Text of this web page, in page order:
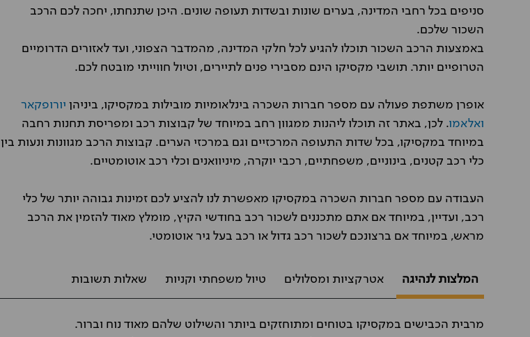
סניפים בכל רחבי המדינה, בערים שונות ובשדות תעופה שונים. היכן שתנחתו, יחכה לכם הרכב
השכור שלכם.
באמצעות הרכב השכור תוכלו להגיע לכל חלקי המדינה, מהמדבר הצפוני, ועד לאזורים הדרומיים
הטרופיים יותר. תושבי מקסיקו הינם מסבירי פנים לתיירים, וטיול חווייתי מובטח לכם.
אופרן משתפת פעולה עם מספר חברות השכרה בינלאומיות מובילות במקסיקו, ביניהן יורופקאר
ואלאמו. לכן, באתר זה תוכלו ליהנות ממגוון רחב במיוחד של קבוצות רכב ומפריסת תחנות רחבה
במיוחד במקסיקו, בכל שדות התעופה המרכזיים וגם במרכזי הערים. קבוצות הרכב מגוונות ונעות בין
כלי רכב קטנים, בינוניים, משפחתיים, רכבי יוקרה, מיניוואנים וכלי רכב אוטומטיים.
העבודה עם מספר חברות השכרה במקסיקו מאפשרת לנו להציע לכם זמינות גבוהה יותר של כלי
רכב, ועדיין, במיוחד אם אתם מתכננים לשכור רכב בחודשי הקיץ, מומלץ מאוד להזמין את הרכב
מראש, במיוחד אם ברצונכם לשכור רכב גדול או רכב בעל גיר אוטומטי.
המלצות לנהיגה אטרקציות ומסלולים טיול משפחתי וקניות שאלות תשובות
מרבית הכבישים במקסיקו בטוחים ומתוחזקים ביותר והשילוט שלהם מאוד נוח וברור.